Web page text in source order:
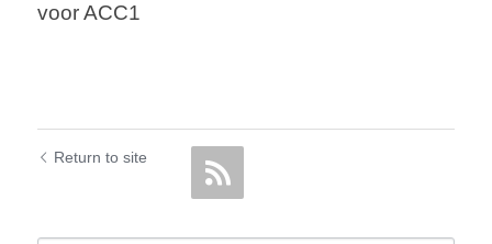
voor ACC1
Return to site